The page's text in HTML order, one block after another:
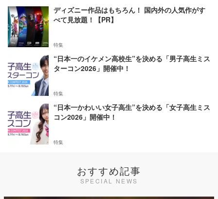
ディズニー作品はもちろん！ 国内外の人気作がす
べて見放題！【PR】
特集
“日本一のイケメン高校生”を決める「男子高生ミス
ターコン2026」開催中！
特集
“日本一かわいい女子高生”を決める「女子高生ミス
コン2026」開催中！
特集
おすすめ記事
SPECIAL NEWS